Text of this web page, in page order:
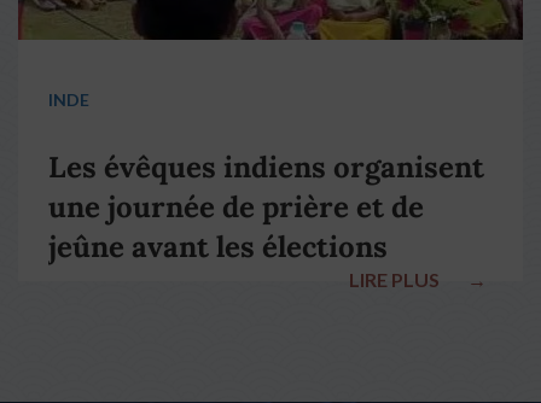
INDE
Les évêques indiens organisent
une journée de prière et de
jeûne avant les élections
LIRE PLUS →